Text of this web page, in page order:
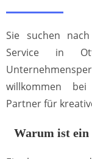
Sie suchen
Service in
willkommen bei
Partner für
Warum ist ein